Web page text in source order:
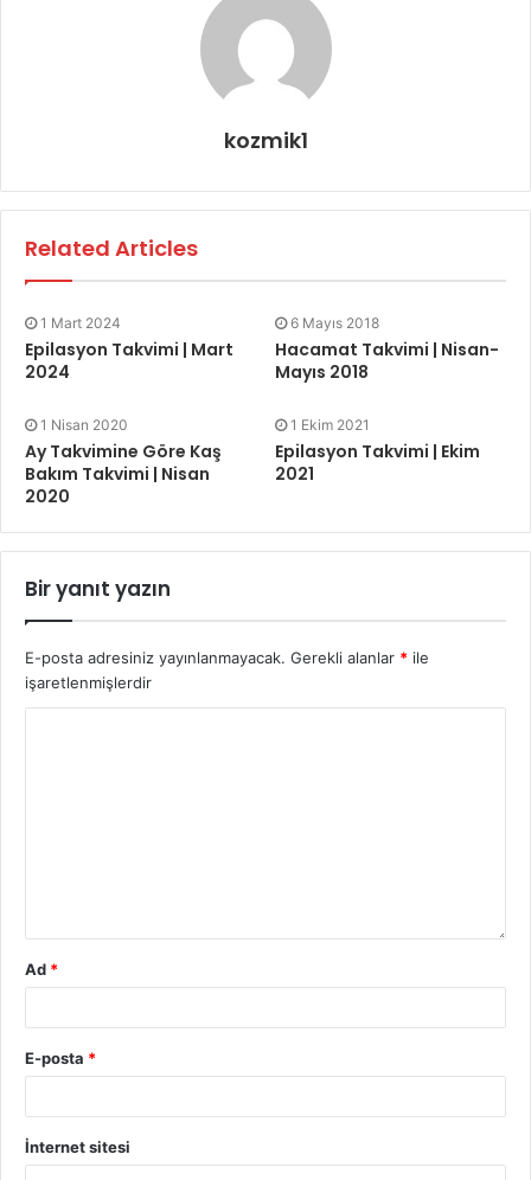
kozmik1
Related Articles
1 Mart 2024
Epilasyon Takvimi | Mart
2024
6 Mayıs 2018
Hacamat Takvimi | Nisan-
Mayıs 2018
1 Nisan 2020
Ay Takvimine Göre Kaş
Bakım Takvimi | Nisan
2020
1 Ekim 2021
Epilasyon Takvimi | Ekim
2021
Bir yanıt yazın
E-posta adresiniz yayınlanmayacak. Gerekli alanlar * ile
işaretlenmişlerdir
Ad *
E-posta *
İnternet sitesi